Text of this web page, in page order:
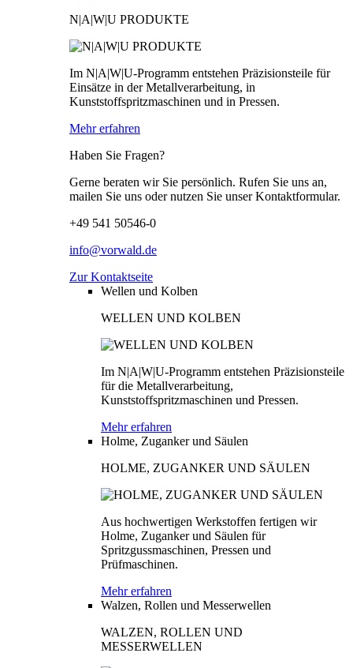
N|A|W|U PRODUKTE
Im N|A|W|U-Programm entstehen Präzisionsteile für
Einsätze in der Metallverarbeitung, in
Kunststoffspritzmaschinen und in Pressen.
Mehr erfahren
Haben Sie Fragen?
Gerne beraten wir Sie persönlich. Rufen Sie uns an,
mailen Sie uns oder nutzen Sie unser Kontaktformular.
+49 541 50546-0
info@vorwald.de
Zur Kontaktseite
Wellen und Kolben
WELLEN UND KOLBEN
Im N|A|W|U-Programm entstehen Präzisionsteile
für die Metallverarbeitung,
Kunststoffspritzmaschinen und Pressen.
Mehr erfahren
Holme, Zuganker und Säulen
HOLME, ZUGANKER UND SÄULEN
Aus hochwertigen Werkstoffen fertigen wir
Holme, Zuganker und Säulen für
Spritzgussmaschinen, Pressen und
Prüfmaschinen.
Mehr erfahren
Walzen, Rollen und Messerwellen
WALZEN, ROLLEN UND
MESSERWELLEN